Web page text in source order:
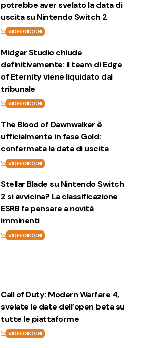
potrebbe aver svelato la data di
uscita su Nintendo Switch 2
VIDEOGIOCHI
Midgar Studio chiude
definitivamente: il team di Edge
of Eternity viene liquidato dal
tribunale
VIDEOGIOCHI
The Blood of Dawnwalker è
ufficialmente in fase Gold:
confermata la data di uscita
VIDEOGIOCHI
Stellar Blade su Nintendo Switch
2 si avvicina? La classificazione
ESRB fa pensare a novità
imminenti
VIDEOGIOCHI
Call of Duty: Modern Warfare 4,
svelate le date dell’open beta su
tutte le piattaforme
VIDEOGIOCHI